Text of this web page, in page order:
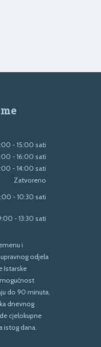
- 15:00 sati
- 16:00 sati
- 14:00 sati
Zatvoreno
- 10:30 sati
- 13:30 sati
i
odjela
Istarske
mogućnost
do 90 minuta,
dnevnog
cjelokupne
istog dana.